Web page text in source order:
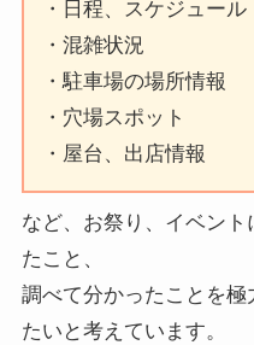
・日程、スケジュール
・混雑状況
・駐車場の場所情報
・穴場スポット
・屋台、出店情報
など、お祭り、イベン
たこと、
調べて分かったことを
たいと考えています。